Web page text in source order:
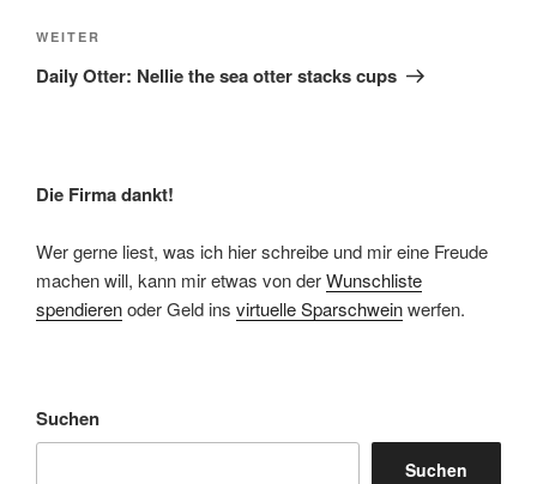
Nächster
Beitrag
WEITER
Daily Otter: Nellie the sea otter stacks cups
Die Firma dankt!
Wer gerne liest, was ich hier schreibe und mir eine Freude
machen will, kann mir etwas von derWunschliste
spendierenoder Geld ins virtuelle Sparschweinwerfen.
Suchen
Suchen